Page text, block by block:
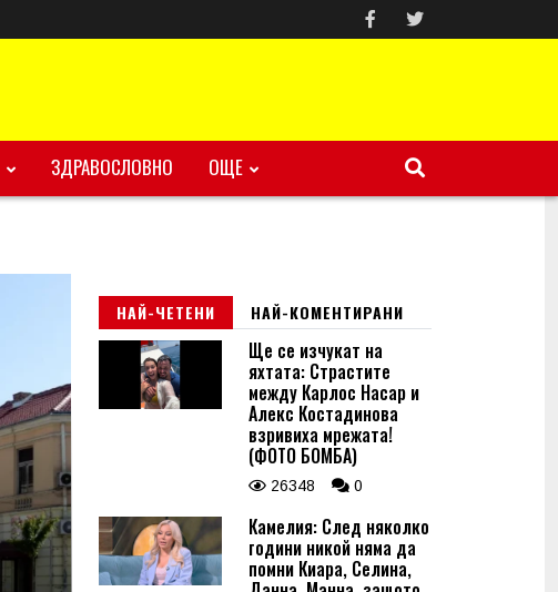
ЗДРАВОСЛОВНО ОЩЕ
НАЙ-ЧЕТЕНИ НАЙ-КОМЕНТИРАНИ
Ще се изчукат на
яхтата: Страстите
между Карлос Насар и
Алекс Костадинова
взривиха мрежата!
(ФОТО БОМБА)
26348 0
Камелия: След няколко
години никой няма да
помни Киара, Селина,